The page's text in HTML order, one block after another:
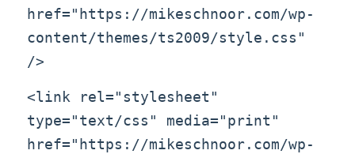
href="https://mikeschnoor.com/wp-
content/themes/ts2009/style.css"
/>
<link rel="stylesheet"
type="text/css" media="print"
href="https://mikeschnoor.com/wp-